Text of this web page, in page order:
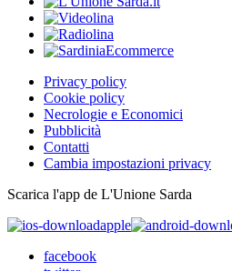
Privacy policy
Cookie policy
Necrologie e Economici
Pubblicità
Contatti
Cambia impostazioni privacy
Scarica l'app de L'Unione Sarda
apple
facebook